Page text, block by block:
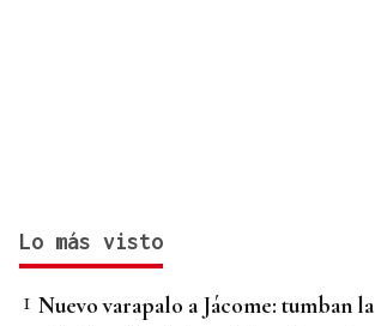
Lo más visto
Nuevo varapalo a Jácome: tumban la